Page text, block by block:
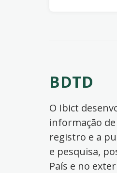
BDTD
O Ibict
informação
registro e a
e pesquisa,
País e no